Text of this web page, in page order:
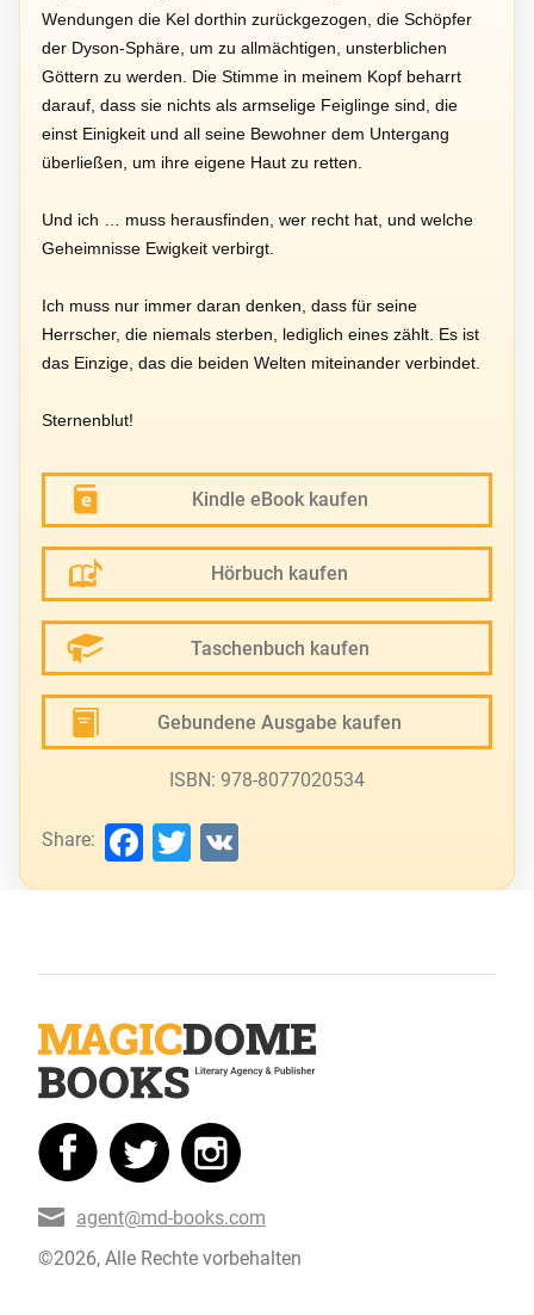
Wendungen die Kel dorthin zurückgezogen, die Schöpfer
der Dyson-Sphäre, um zu allmächtigen, unsterblichen
Göttern zu werden. Die Stimme in meinem Kopf beharrt
darauf, dass sie nichts als armselige Feiglinge sind, die
einst Einigkeit und all seine Bewohner dem Untergang
überließen, um ihre eigene Haut zu retten.
Und ich … muss herausfinden, wer recht hat, und welche
Geheimnisse Ewigkeit verbirgt.
Ich muss nur immer daran denken, dass für seine
Herrscher, die niemals sterben, lediglich eines zählt. Es ist
das Einzige, das die beiden Welten miteinander verbindet.
Sternenblut!
Kindle eBook kaufen
Hörbuch kaufen
Taschenbuch kaufen
Gebundene Ausgabe kaufen
ISBN: 978-8077020534
Share: Facebook
Twitter
©2026, Alle Rechte vorbehalten
agent@md-books.com